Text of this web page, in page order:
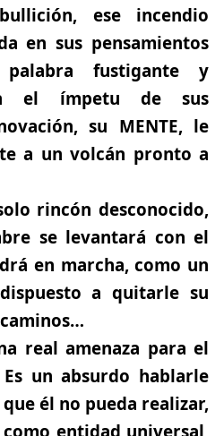
ese incendio
en sus pensamientos
fustigante y
el ímpetu de sus
su MENTE, le
a un volcán pronto a
rincón desconocido,
se levantará con el
en marcha, como un
a quitarle su
real amenaza para el
un absurdo hablarle
él no pueda realizar,
entidad universal,